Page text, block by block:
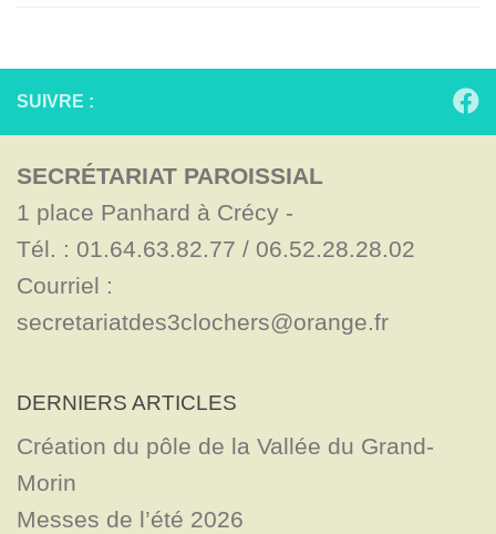
SUIVRE :
SECRÉTARIAT PAROISSIAL
1 place Panhard à Crécy -
Tél. : 01.64.63.82.77 / 06.52.28.28.02
Courriel :
secretariatdes3clochers@orange.fr
DERNIERS ARTICLES
Création du pôle de la Vallée du Grand-
Morin
Messes de l’été 2026